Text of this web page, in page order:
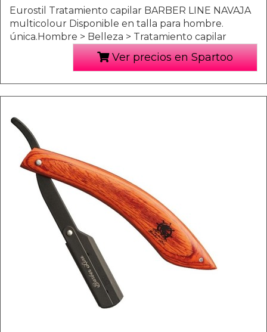
Eurostil Tratamiento capilar BARBER LINE NAVAJA
multicolour Disponible en talla para hombre.
única.Hombre > Belleza > Tratamiento capilar
Ver precios en Spartoo